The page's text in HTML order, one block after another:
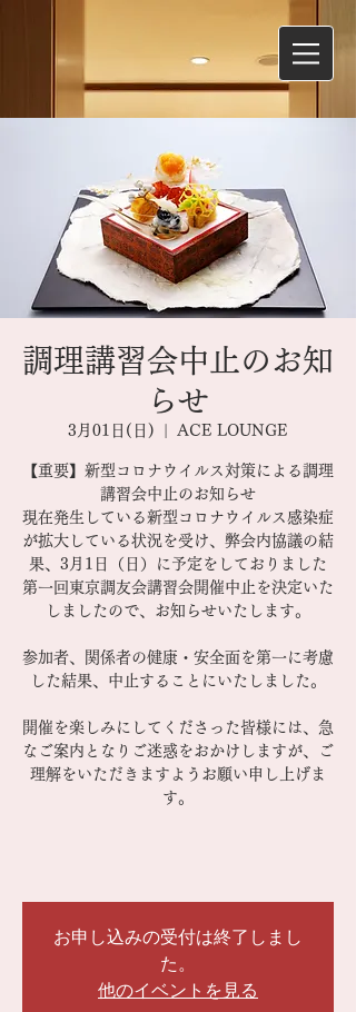
調理講習会中止のお知
らせ
3月01日(日) ACE LOUNGE
【重要】新型コロナウイルス対策による調理
講習会中止のお知らせ
現在発生している新型コロナウイルス感染症
が拡大している状況を受け、弊会内協議の結
果、3月1日（日）に予定をしておりました
第一回東京調友会講習会開催中止を決定いた
しましたので、お知らせいたします。
参加者、関係者の健康・安全面を第一に考慮
した結果、中止することにいたしました。
開催を楽しみにしてくださった皆様には、急
なご案内となりご迷惑をおかけしますが、ご
理解をいただきますようお願い申し上げま
す。
お申し込みの受付は終了しまし
た。
他のイベントを見る